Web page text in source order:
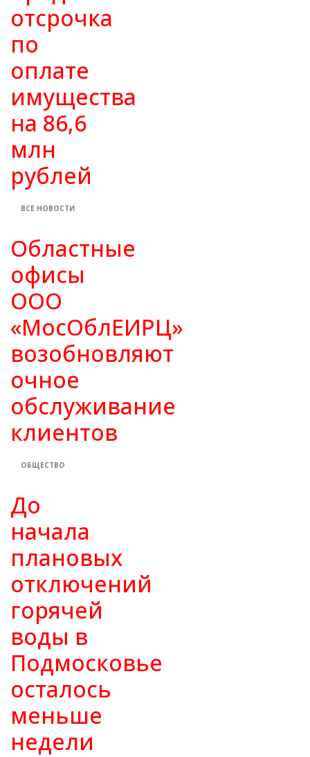
отсрочка
по
оплате
имущества
на 86,6
млн
рублей
ВСЕ НОВОСТИ
Областные
офисы
ООО
«МосОблЕИРЦ»
возобновляют
очное
обслуживание
клиентов
ОБЩЕСТВО
До
начала
плановых
отключений
горячей
воды в
Подмосковье
осталось
меньше
недели